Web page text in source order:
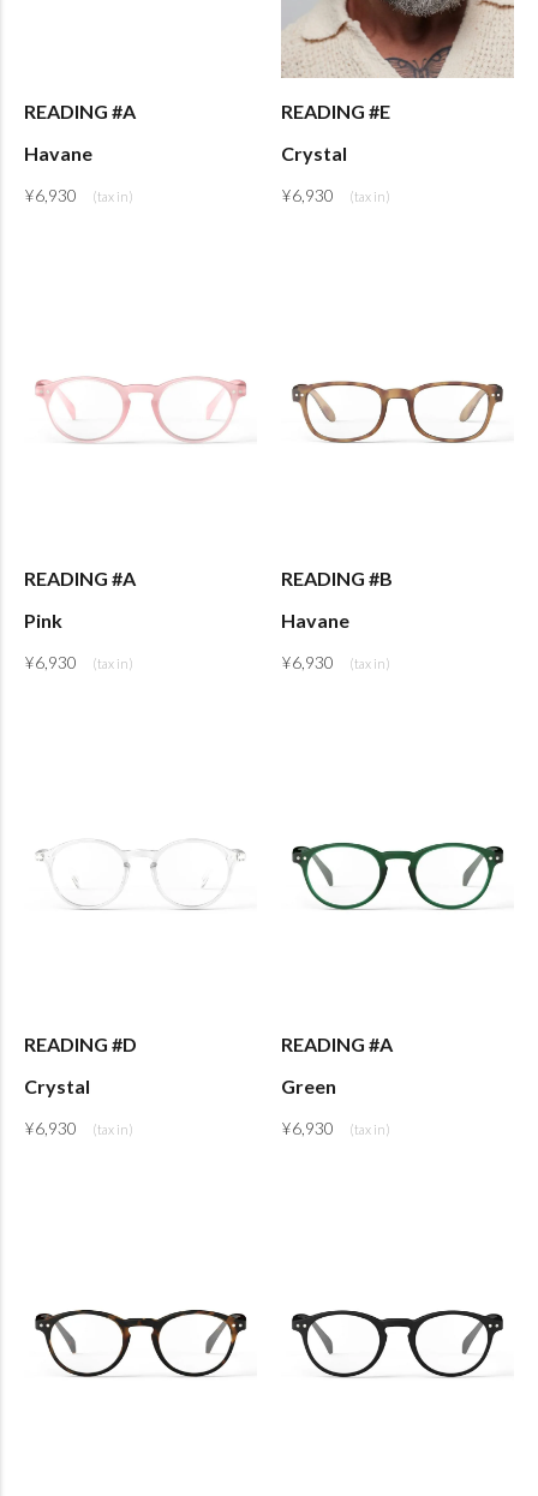
READING #A
Havane
¥6,930
READING #E
Crystal
¥6,930
READING #A
Pink
¥6,930
READING #B
Havane
¥6,930
READING #D
Crystal
¥6,930
READING #A
Green
¥6,930